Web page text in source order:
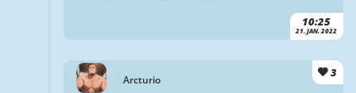
10:25
21. JAN. 2022
Arcturio
3